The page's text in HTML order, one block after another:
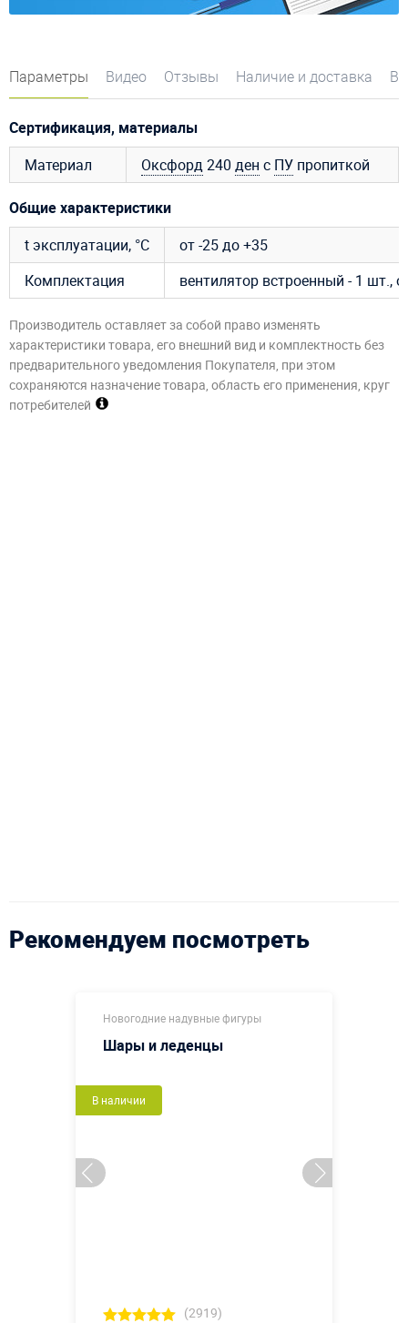
Параметры Видео Отзывы Наличие и доставка
Сертификация, материалы
Материал
Оксфорд240 ден с ПУ пропиткой
Общие характеристики
t эксплуатации, °C
от -25 до +35
Комплектация
вентилятор встроенный - 1 шт.,
Производитель оставляет за собой право изменять
характеристики товара, его внешний вид и комплектность без
предварительного уведомления Покупателя, при этом
сохраняются назначение товара, область его применения, круг
потребителей
Рекомендуем посмотреть
Новогодние надувные фигуры
Шары и леденцы
В наличии
(2919)